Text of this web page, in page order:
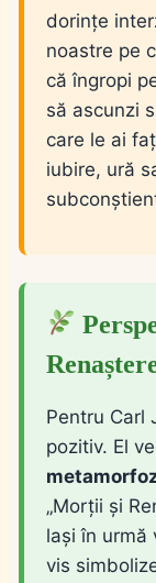
dorințe
noastre pe
că îngropi
să ascunzi
care le ai
iubire, ură
Pentru Carl
pozitiv. El
„Morții și
lași în urmă
vis